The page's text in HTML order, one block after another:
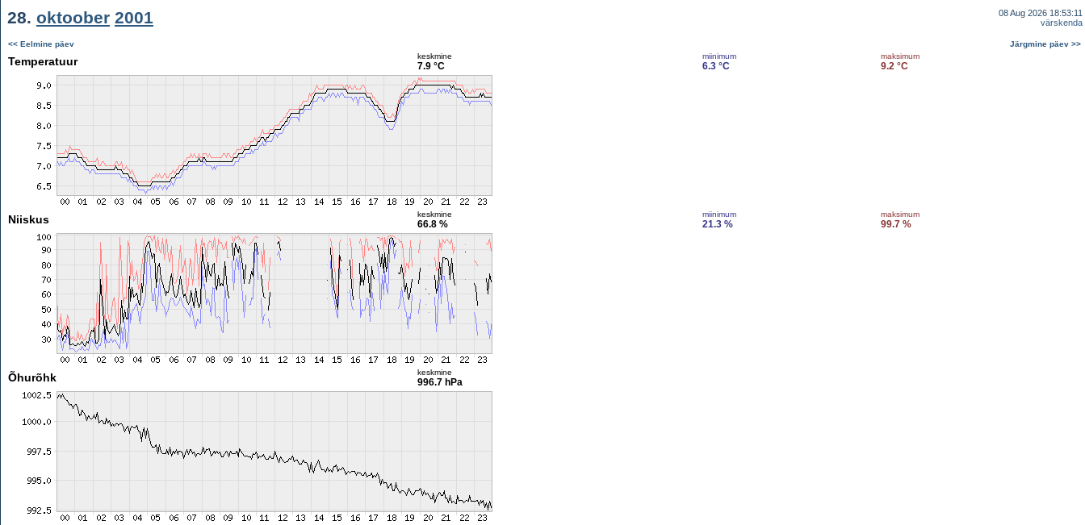
28. oktoober 2001
08 Aug 2026 18:53:11
värskenda
<< Eelmine päev Järgmine päev >>
Temperatuur keskmine
7.9 °C
miinimum
6.3 °C
maksimum
9.2 °C
Niiskus keskmine
66.8 %
miinimum
21.3 %
maksimum
99.7 %
Õhurõhk keskmine
996.7 hPa